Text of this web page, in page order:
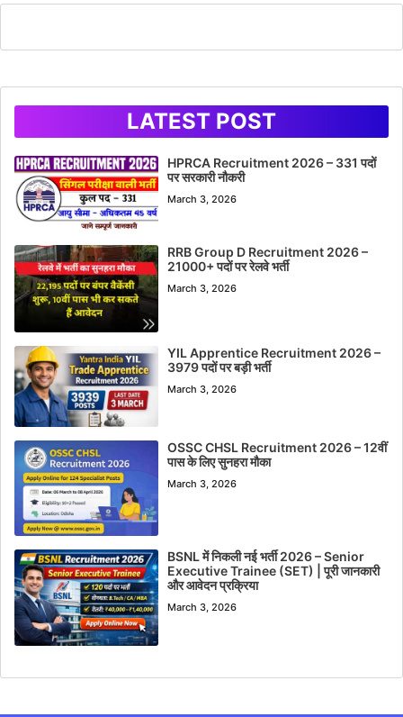
LATEST POST
HPRCA Recruitment 2026 – 331 पदों
पर सरकारी नौकरी
March 3, 2026
RRB Group D Recruitment 2026 –
21000+ पदों पर रेलवे भर्ती
March 3, 2026
YIL Apprentice Recruitment 2026 –
3979 पदों पर बड़ी भर्ती
March 3, 2026
OSSC CHSL Recruitment 2026 – 12वीं
पास के लिए सुनहरा मौका
March 3, 2026
BSNL में निकली नई भर्ती 2026 – Senior
Executive Trainee (SET) | पूरी जानकारी
और आवेदन प्रक्रिया
March 3, 2026